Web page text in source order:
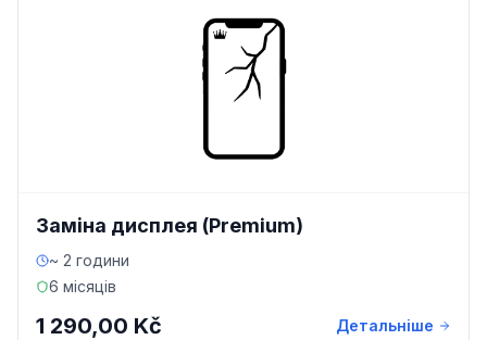
Заміна дисплея (Premium)
~ 2 години
6 місяців
1 290,00 Kč Детальніше